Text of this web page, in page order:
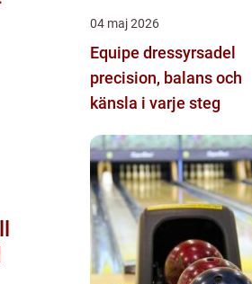
04 maj 2026
Equipe dressyrsadel
precision, balans och
känsla i varje steg